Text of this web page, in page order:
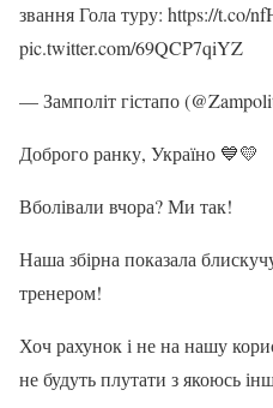
звання Гола туру: https://t.co/
pic.twitter.com/69QCP7qiYZ
— Замполіт гістапо
Доброго ранку, Україно 💙💛
Вболівали вчора? Ми так!
Наша збірна показала
тренером!
Хоч рахунок і не на нашу
не будуть плутати з якоюсь